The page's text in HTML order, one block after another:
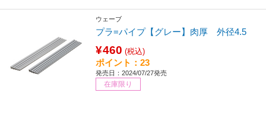
ウェーブ
プラ=パイプ【グレー】肉厚 外径4.5
¥460 (税込)
ポイント：23
発売日：2024/07/27発売
在庫限り